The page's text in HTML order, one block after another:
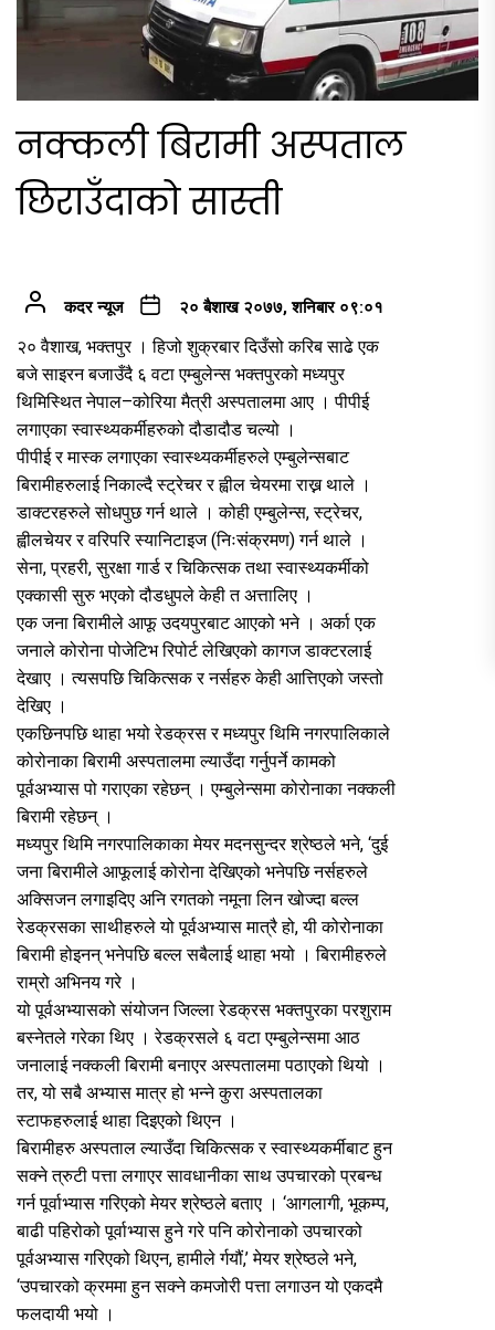
नक्कली बिरामी अस्पताल
छिराउँदाको सास्ती
कदर न्यूज २० बैशाख २०७७, शनिबार ०९:०१
२० वैशाख, भक्तपुर । हिजो शुक्रबार दिउँसो करिब साढे एक
बजे साइरन बजाउँदै ६ वटा एम्बुलेन्स भक्तपुरको मध्यपुर
थिमिस्थित नेपाल–कोरिया मैत्री अस्पतालमा आए । पीपीई
लगाएका स्वास्थ्यकर्मीहरुको दौडादौड चल्यो ।
पीपीई र मास्क लगाएका स्वास्थ्यकर्मीहरुले एम्बुलेन्सबाट
बिरामीहरुलाई निकाल्दै स्ट्रेचर र ह्वील चेयरमा राख्न थाले ।
डाक्टरहरुले सोधपुछ गर्न थाले । कोही एम्बुलेन्स, स्ट्रेचर,
ह्वीलचेयर र वरिपरि स्यानिटाइज (निःसंक्रमण) गर्न थाले ।
सेना, प्रहरी, सुरक्षा गार्ड र चिकित्सक तथा स्वास्थ्यकर्मीको
एक्कासी सुरु भएको दौडधुपले केही त अत्तालिए ।
एक जना बिरामीले आफू उदयपुरबाट आएको भने । अर्का एक
जनाले कोरोना पोजेटिभ रिपोर्ट लेखिएको कागज डाक्टरलाई
देखाए । त्यसपछि चिकित्सक र नर्सहरु केही आत्तिएको जस्तो
देखिए ।
एकछिनपछि थाहा भयो रेडक्रस र मध्यपुर थिमि नगरपालिकाले
कोरोनाका बिरामी अस्पतालमा ल्याउँदा गर्नुपर्ने कामको
पूर्वअभ्यास पो गराएका रहेछन् । एम्बुलेन्समा कोरोनाका नक्कली
बिरामी रहेछन् ।
मध्यपुर थिमि नगरपालिकाका मेयर मदनसुन्दर श्रेष्ठले भने, ‘दुई
जना बिरामीले आफूलाई कोरोना देखिएको भनेपछि नर्सहरुले
अक्सिजन लगाइदिए अनि रगतको नमूना लिन खोज्दा बल्ल
रेडक्रसका साथीहरुले यो पूर्वअभ्यास मात्रै हो, यी कोरोनाका
बिरामी होइनन् भनेपछि बल्ल सबैलाई थाहा भयो । बिरामीहरुले
राम्रो अभिनय गरे ।
यो पूर्वअभ्यासको संयोजन जिल्ला रेडक्रस भक्तपुरका परशुराम
बस्नेतले गरेका थिए । रेडक्रसले ६ वटा एम्बुलेन्समा आठ
जनालाई नक्कली बिरामी बनाएर अस्पतालमा पठाएको थियो ।
तर, यो सबै अभ्यास मात्र हो भन्ने कुरा अस्पतालका
स्टाफहरुलाई थाहा दिइएको थिएन ।
बिरामीहरु अस्पताल ल्याउँदा चिकित्सक र स्वास्थ्यकर्मीबाट हुन
सक्ने त्रुटी पत्ता लगाएर सावधानीका साथ उपचारको प्रबन्ध
गर्न पूर्वाभ्यास गरिएको मेयर श्रेष्ठले बताए । ‘आगलागी, भूकम्प,
बाढी पहिरोको पूर्वाभ्यास हुने गरे पनि कोरोनाको उपचारको
पूर्वअभ्यास गरिएको थिएन, हामीले र्गयौं,’ मेयर श्रेष्ठले भने,
‘उपचारको क्रममा हुन सक्ने कमजोरी पत्ता लगाउन यो एकदमै
फलदायी भयो ।